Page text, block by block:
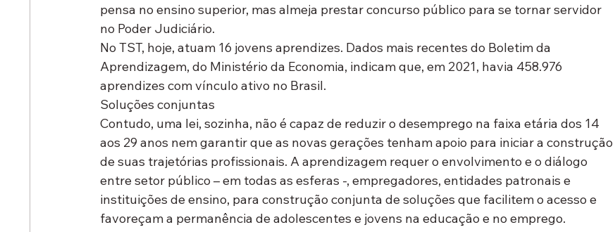
pensa no ensino superior, mas almeja prestar concurso público para se tornar servidor
no Poder Judiciário.
No TST, hoje, atuam 16 jovens aprendizes. Dados mais recentes do Boletim da
Aprendizagem, do Ministério da Economia, indicam que, em 2021, havia 458.976
aprendizes com vínculo ativo no Brasil.
Soluções conjuntas
Contudo, uma lei, sozinha, não é capaz de reduzir o desemprego na faixa etária dos 14
aos 29 anos nem garantir que as novas gerações tenham apoio para iniciar a construção
de suas trajetórias profissionais. A aprendizagem requer o envolvimento e o diálogo
entre setor público – em todas as esferas -, empregadores, entidades patronais e
instituições de ensino, para construção conjunta de soluções que facilitem o acesso e
favoreçam a permanência de adolescentes e jovens na educação e no emprego.